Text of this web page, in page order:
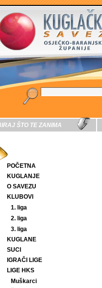
ŠTO TE ZANIMA
POČETNA
KUGLANJE
O SAVEZU
KLUBOVI
1. liga
2. liga
3. liga
KUGLANE
SUCI
IGRAČI LIGE
LIGE HKS
Muškarci